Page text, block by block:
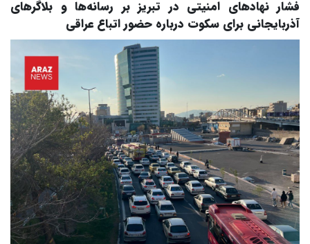
فشار نهادهای امنیتی در تبریز بر رسانه‌ها و بلاگرهای
آذربایجانی برای سکوت درباره حضور اتباع عراقی